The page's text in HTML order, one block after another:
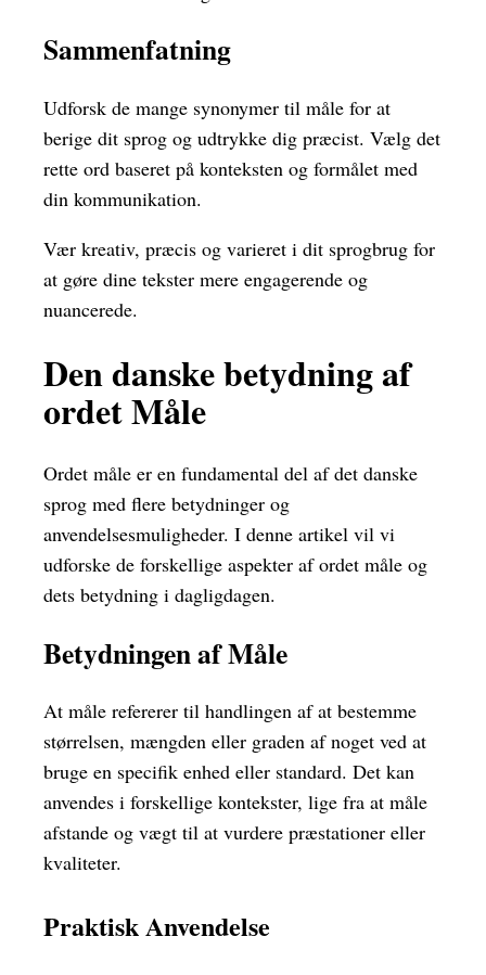
Sammenfatning
Udforsk de mange synonymer til måle for at
berige dit sprog og udtrykke dig præcist. Vælg det
rette ord baseret på konteksten og formålet med
din kommunikation.
Vær kreativ, præcis og varieret i dit sprogbrug for
at gøre dine tekster mere engagerende og
nuancerede.
Den danske betydning af
ordet Måle
Ordet måle er en fundamental del af det danske
sprog med flere betydninger og
anvendelsesmuligheder. I denne artikel vil vi
udforske de forskellige aspekter af ordet måle og
dets betydning i dagligdagen.
Betydningen af Måle
At måle refererer til handlingen af at bestemme
størrelsen, mængden eller graden af noget ved at
bruge en specifik enhed eller standard. Det kan
anvendes i forskellige kontekster, lige fra at måle
afstande og vægt til at vurdere præstationer eller
kvaliteter.
Praktisk Anvendelse